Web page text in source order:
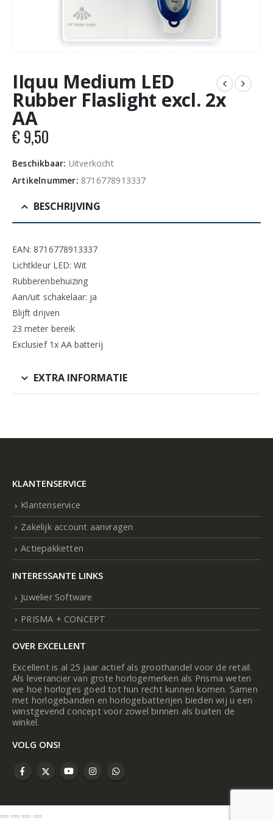
IIquu Medium LED
Rubber Flaslight excl. 2x
AA
€ 9,50
Beschikbaar: Uitverkocht
Artikelnummer: 8716778913337
BESCHRIJVING
EAN: 8716778913337
Lichtkleur LED: Wit
Rubberenbehuizing
Aan/uit schakelaar: ja
Blijft drijven
23 meter bereik
Exclusief 1x AA batterij
EXTRA INFORMATIE
KLANTENSERVICE
Klantenservice
Zakelijk account aanvragen
Actiepakketten
INTERESSANTE LINKS
Juwelier Software
PRISMA + CONCEPT
OVER EXCELLENT
Excellent is al 25 jaar actief als groothandel voor de retail.
Als leverancier van grote horlogemerken als Prisma weten
we hoe horloges goed tot hun recht kunnen komen. Samen
met horlogebanden en horlogebatterijen bieden wij u een
winstgevend concept voor zowel binnen als buiten de
winkel.
VOLG ONS!